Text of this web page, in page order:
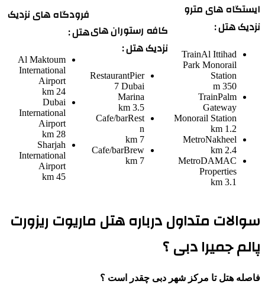
ایستگاه های مترو
نزدیک هتل :
TrainAl Ittihad
Park Monorail
Station
350 m
TrainPalm
Gateway
Monorail Station
1.2 km
MetroNakheel
2.4 km
MetroDAMAC
Properties
3.1 km
کافه رستوران های
نزدیک هتل :
RestaurantPier
7 Dubai
Marina
3.5 km
Cafe/barRest
n
7 km
Cafe/barBrew
7 km
فرودگاه های نزدیک
هتل :
Al Maktoum
International
Airport
24 km
Dubai
International
Airport
28 km
Sharjah
International
Airport
45 km
سوالات متداول درباره هتل ماریوت ریزورت
پالم جمیرا دبی ؟
فاصله هتل تا مرکز شهر دبی چقدر است ؟